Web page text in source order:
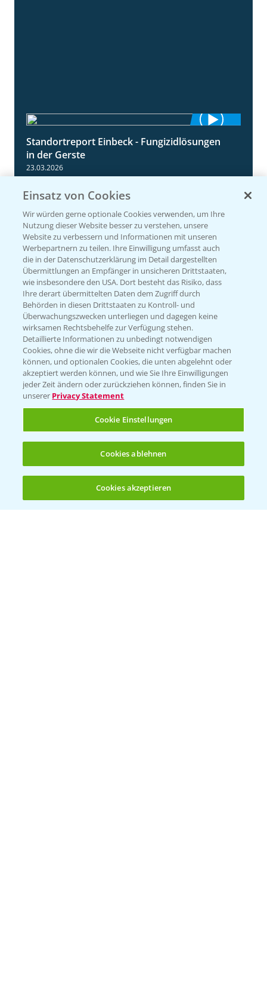
6:50
Standortreport Einbeck - Fungizidlösungen
in der Gerste
23.03.2026
Standortreport Einbeck -
Herausforderungen im Winterweizen und
fungizide Lösungen
23.03.2026
5:47
Standortreport Rommerskirchen - Vorteile
des Fungizideinsatzes in der Gerste
(noch 4)
Einsatz von Cookies
Wir würden gerne optionale Cookies verwenden, um Ihre
Nutzung dieser Website besser zu verstehen, unsere
Website zu verbessern und Informationen mit unseren
Werbepartnern zu teilen. Ihre Einwilligung umfasst auch
die in der Datenschutzerklärung im Detail dargestellten
Übermittlungen an Empfänger in unsicheren Drittstaaten,
wie insbesondere den USA. Dort besteht das Risiko, dass
Ihre derart übermittelten Daten dem Zugriff durch
Behörden in diesen Drittstaaten zu Kontroll- und
Überwachungszwecken unterliegen und dagegen keine
wirksamen Rechtsbehelfe zur Verfügung stehen.
Detaillierte Informationen zu unbedingt notwendigen
Cookies, ohne die wir die Webseite nicht verfügbar machen
können, und optionalen Cookies, die unten abgelehnt oder
akzeptiert werden können, und wie Sie Ihre Einwilligungen
jeder Zeit ändern oder zurückziehen können, finden Sie in
unserer Privacy Statement
Cookie Einstellungen
Cookies ablehnen
Cookies akzeptieren